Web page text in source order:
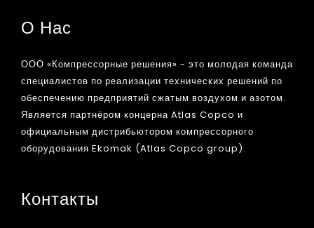
О Нас
ООО «Компрессорные решения» - это молодая команда
специалистов по реализации технических решений по
обеспечению предприятий сжатым воздухом и азотом.
Является партнёром концерна Atlas Copco и
официальным дистрибьютором компрессорного
оборудования Ekomak (Atlas Copco group).
Контакты